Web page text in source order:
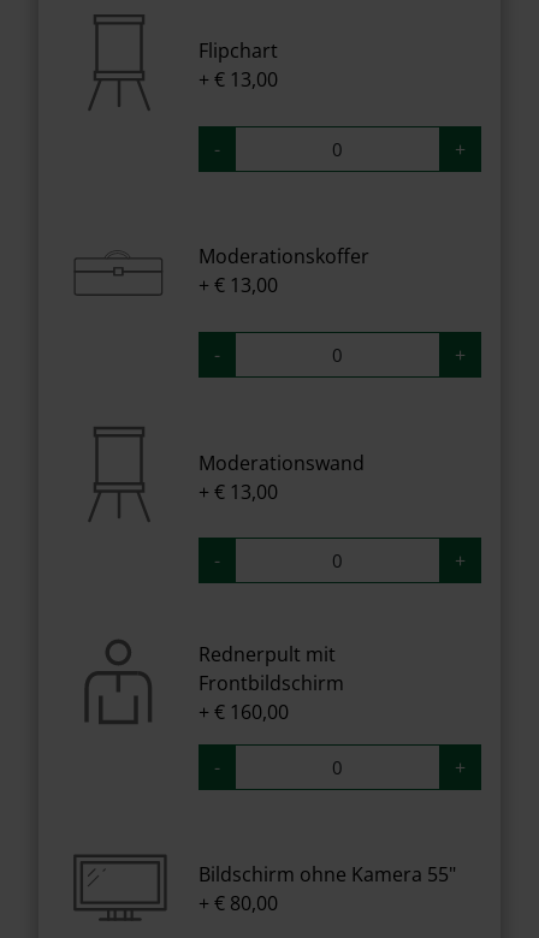
Flipchart
+ € 13,00
- +
Moderationskoffer
+ € 13,00
- +
Moderationswand
+ € 13,00
- +
Rednerpult mit
Frontbildschirm
+ € 160,00
- +
Bildschirm ohne Kamera 55"
+ € 80,00